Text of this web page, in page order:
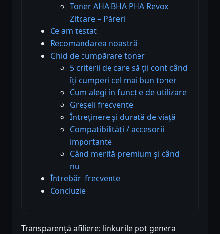
Toner AHA BHA PHA Revox
Zitcare – Păreri
Ce am testat
Recomandarea noastră
Ghid de cumpărare toner
5 criterii de care să ții cont când
îți cumperi cel mai bun toner
Cum alegi în funcție de utilizare
Greșeli frecvente
Întreținere și durată de viață
Compatibilități / accesorii
importante
Când merită premium și când
nu
Întrebări frecvente
Concluzie
Transparență afiliere: linkurile pot genera